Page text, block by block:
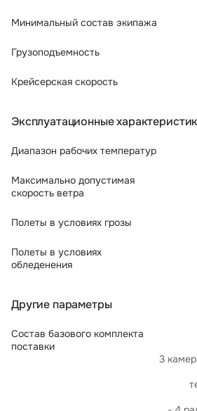
Минимальный состав экипажа
Грузоподъемность
Крейсерская скорость
Эксплуатационные
Диапазон рабочих температур
Максимально допустимая
скорость ветра
Полеты в условиях грозы
Полеты в условиях
обледенения
Другие параметры
Состав базового комплекта
поставки
3